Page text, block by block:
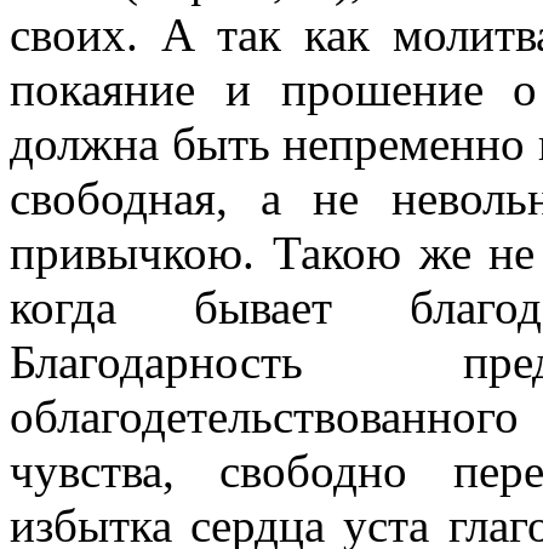
своих. А так как
покаяние и прошение
должна быть непременно
свободная, а не
привычкою. Такою же не
когда бывает
Благодарность
чувства, свободно
избытка сердца уста